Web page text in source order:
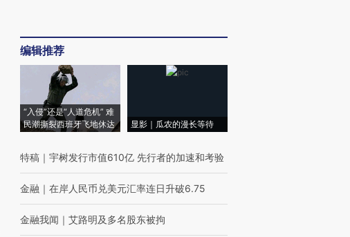
编辑推荐
“入侵”还是“人道危机” 难
民潮撕裂西班牙飞地休达
显影｜瓜农的漫长等待
特稿 ｜ 宇树发行市值610亿 先行者的加速和考验
金融 ｜ 在岸人民币兑美元汇率连日升破6.75
金融我闻 ｜ 艾路明及多名股东被拘